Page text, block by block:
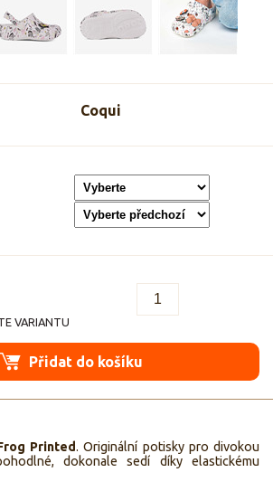
Coqui
VARIANTU
Přidat do košíku
Printed. Originální potisky pro divokou
dokonale sedí díky elastickému